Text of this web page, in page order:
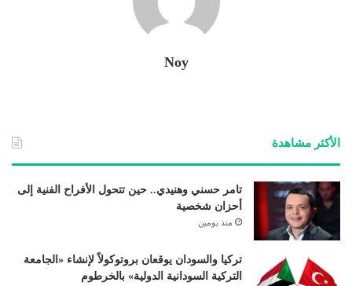
Noy
الأكثر مشاهدة
تامر حسني وهنيدي.. حين تتحول الأفراح الفنية إلى
أحزان شخصية
منذ يومين
تركيا والسودان يوقعان بروتوكولاً لإنشاء «الجامعة
التركية السودانية الدولية» بالخرطوم